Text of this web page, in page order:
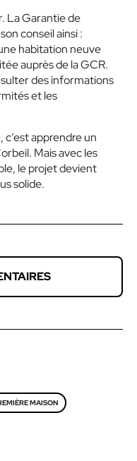
La Garantie de
conseil ainsi :
habitation neuve
auprès de la GCR.
des informations
et les
apprendre un
Mais avec les
le projet devient
solide.
MAISON